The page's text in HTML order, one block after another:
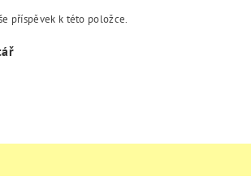
příspěvek k této položce.